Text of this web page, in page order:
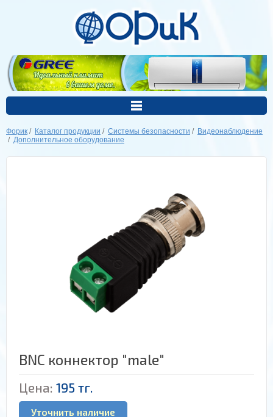
Форик / Каталог продукции / Системы безопасности / Видеонаблюдение
/ Дополнительное оборудование
BNC коннектор "male"
Цена: 195 тг.
Уточнить наличие